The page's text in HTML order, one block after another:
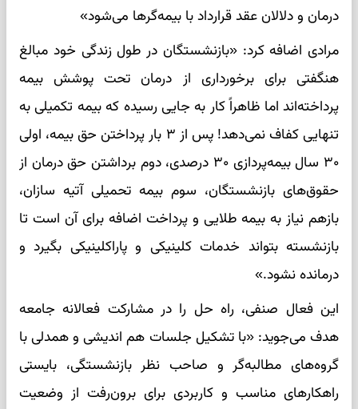
درمان و دلالان عقد قرارداد با بیمه‌گرها می‌شود»
مرادی اضافه کرد: «بازنشستگان در طول زندگی خود مبالغ
هنگفتی برای برخورداری از درمان تحت پوشش بیمه
پرداخته‌اند اما ظاهراً کار به جایی رسیده که بیمه تکمیلی به
تنهایی کفاف نمی‌دهد! پس از ۳ بار پرداختن حق بیمه، اولی
۳۰ سال بیمه‌پردازی ۳۰ درصدی، دوم برداشتن حق درمان از
حقوق‌های بازنشستگان، سوم بیمه تحمیلی آتیه سازان،
بازهم نیاز به بیمه طلایی و پرداخت اضافه برای آن است تا
بازنشسته بتواند خدمات کلینیکی و پاراکلینیکی بگیرد و
درمانده نشود.»
این فعال صنفی، راه حل را در مشارکت فعالانه جامعه
هدف می‌جوید: «با تشکیل جلسات هم اندیشی و همدلی با
گروه‌های مطالبه‌گر و صاحب نظر بازنشستگی، بایستی
راهکارهای مناسب و کاربردی برای برون‌رفت از وضعیت